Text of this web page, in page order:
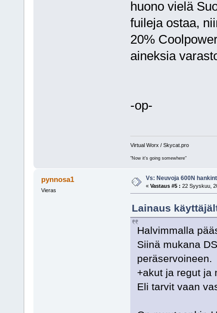
huono vielä
fuileja ostaa,
20%
aineksia
-op-
Virtual Worx / Skycat.pro
"Now it's going somewhere"
pynnosa1
Vieras
Vs: Neuvoja 600N
« Vastaus #5 : 22 Syyskuu,
Lainaus
Halvimmalla
Siinä mukana
peräservoineen.
+akut ja regut ja
Eli tarvit vaan